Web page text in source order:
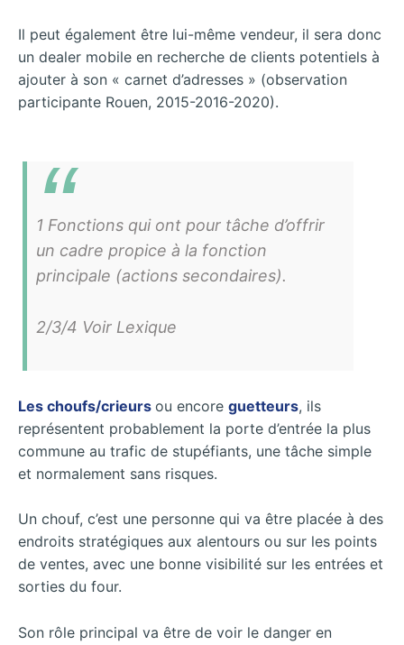
Il peut également être lui-même vendeur, il sera donc
un dealer mobile en recherche de clients potentiels à
ajouter à son « carnet d’adresses » (observation
participante Rouen, 2015-2016-2020).
1 Fonctions qui ont pour tâche d’offrir
un cadre propice à la fonction
principale (actions secondaires).
2/3/4 Voir Lexique
Les choufs/crieurs ou encore guetteurs, ils
représentent probablement la porte d’entrée la plus
commune au trafic de stupéfiants, une tâche simple
et normalement sans risques.
Un chouf, c’est une personne qui va être placée à des
endroits stratégiques aux alentours ou sur les points
de ventes, avec une bonne visibilité sur les entrées et
sorties du four.
Son rôle principal va être de voir le danger en